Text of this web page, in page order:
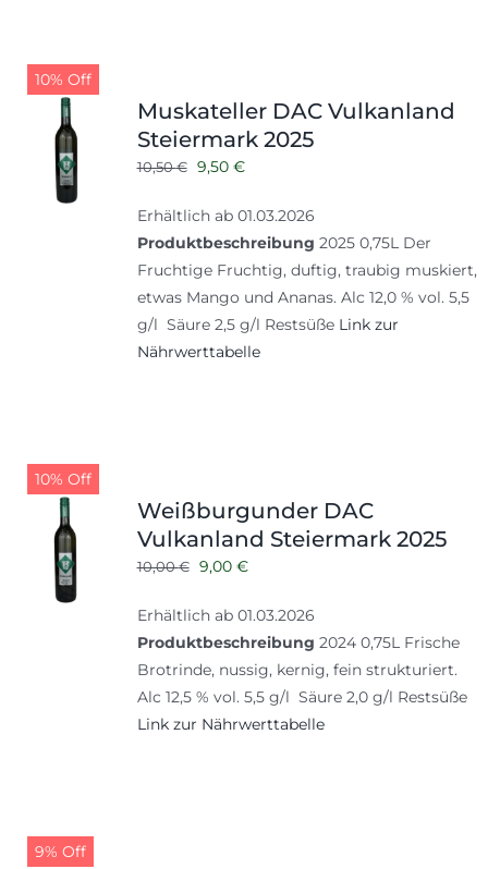
10% Off
Muskateller DAC Vulkanland
Steiermark 2025
10,50€ Ursprünglicher
war:
10,50 €
9,50 €Aktueller
ist:
9,50 €.
Erhältlich ab 01.03.2026
Produktbeschreibung 2025 0,75L Der
Fruchtige Fruchtig, duftig, traubig muskiert,
etwas Mango und Ananas. Alc 12,0 % vol. 5,5
g/l Säure 2,5 g/l Restsüße Link zur
Nährwerttabelle
10% Off
Weißburgunder DAC
Vulkanland Steiermark 2025
10,00€ Ursprünglicher
war:
10,00 €
9,00 €Aktueller
ist:
9,00 €.
Erhältlich ab 01.03.2026
Produktbeschreibung 2024 0,75L Frische
Brotrinde, nussig, kernig, fein strukturiert.
Alc 12,5 % vol. 5,5 g/l Säure 2,0 g/l Restsüße
Link zur Nährwerttabelle
9% Off